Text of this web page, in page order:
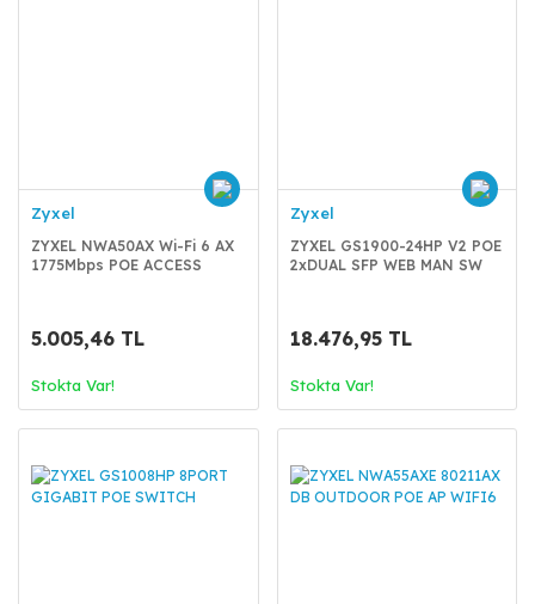
Zyxel
ZYXEL NWA50AX Wi-Fi 6 AX
1775Mbps POE ACCESS
5.005,46 TL
Stokta Var!
Zyxel
ZYXEL GS1900-24HP V2 POE
2xDUAL SFP WEB MAN SW
18.476,95 TL
Stokta Var!